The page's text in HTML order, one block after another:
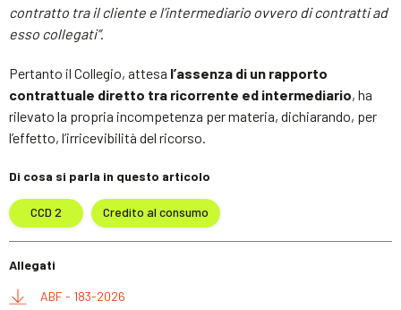
contratto tra il cliente e l’intermediario ovvero di contratti ad
esso collegati”.
Pertanto il Collegio, attesa l’assenza di un rapporto
contrattuale diretto tra ricorrente ed intermediario, ha
rilevato la propria incompetenza per materia, dichiarando, per
l’effetto, l’irricevibilità del ricorso.
Di cosa si parla in questo articolo
CCD 2 Credito al consumo
Allegati
ABF - 183-2026